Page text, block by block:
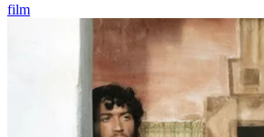
film